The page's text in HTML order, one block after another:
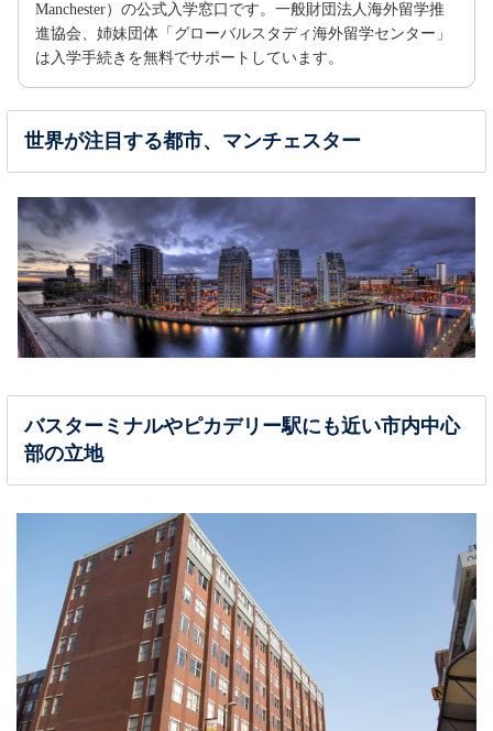
Manchester）の公式入学窓口です。一般財団法人海外留学推
進協会、姉妹団体「グローバルスタディ海外留学センター」
は入学手続きを無料でサポートしています。
世界が注目する都市、マンチェスター
バスターミナルやピカデリー駅にも近い市内中心
部の立地